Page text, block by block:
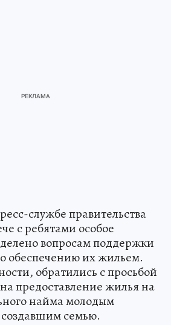
службе правительства
с ребятами особое
вопросам поддержки
обеспечению их жильем.
обратились с просьбой
предоставление жилья на
найма молодым
семью.